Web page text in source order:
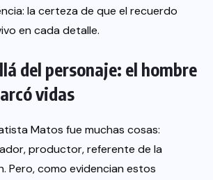
la certeza de que el recuerdo
en cada detalle.
del personaje: el hombre
vidas
Matos fue muchas cosas:
productor, referente de la
Pero, como evidencian estos